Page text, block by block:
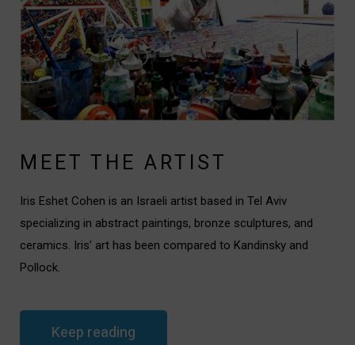
MEET THE ARTIST
Iris Eshet Cohen is an Israeli artist based in Tel Aviv
specializing in abstract paintings, bronze sculptures, and
ceramics. Iris’ art has been compared to Kandinsky and
Pollock.
Keep reading